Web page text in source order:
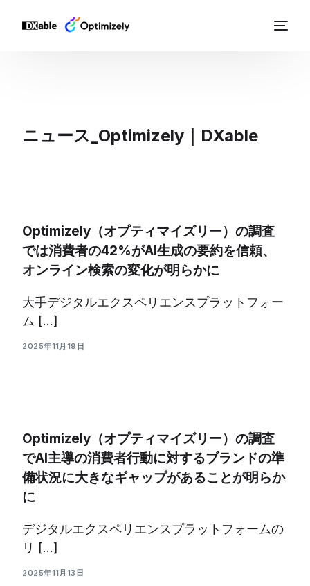
ニュース_Optimizely｜DXable
Optimizely（オプティマイズリー）の調査
では消費者の42%がAI生成の要約を信頼、
オンライン検索の変化が明らかに
大手デジタルエクスペリエンスプラットフォー
ム […]
2025年11月19日
Optimizely（オプティマイズリー）の調査
でAI主導の消費者行動に対するブランドの準
備状況に大きなギャップがあることが明らか
に
デジタルエクスペリエンスプラットフォームの
リ […]
2025年11月13日